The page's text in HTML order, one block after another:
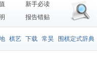
新手必读
报告错贴
棋艺 下载 常昊 围棋定式辞典